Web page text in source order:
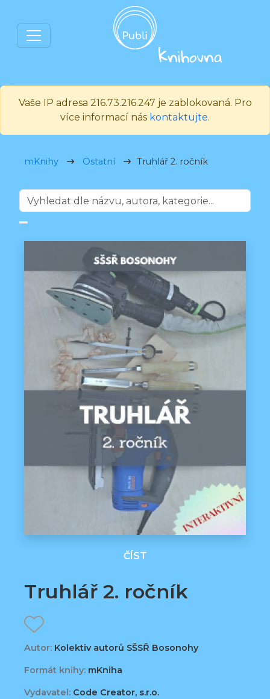
Vaše IP adresa 216.73.216.247 je zablokovaná. Pro
více informací nás kontaktujte.
mKnihy Ostatní Truhlář 2. ročník
ČÍST
Truhlář 2. ročník
Autor: Kolektiv autorů SŠSŘ Bosonohy
Formát knihy: mKniha
Vydavatel: Code Creator, s.r.o.